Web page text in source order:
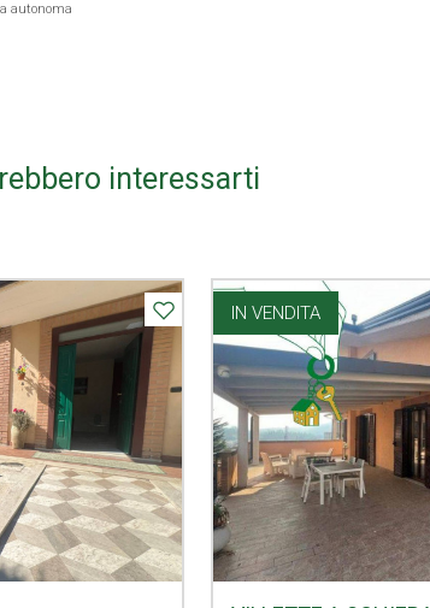
autonoma
interessarti
IN VENDITA